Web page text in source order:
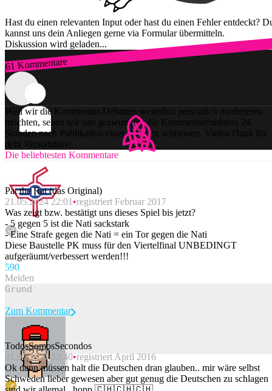
Hast du einen relevanten Input oder hast du einen Fehler entdeckt?
kannst uns dein Anliegen gerne via Formular übermitteln.
Diskussion wird geladen...
61 Kommentare
Zum Login
Weil wir die Kommentar-Debatten weiterhin persönlich moderieren
möchten, sehen wir uns gezwungen, die Kommentarfunktion 24
Stunden nach Publikation einer Story zu schliessen. Vielen Dank für
dein Verständnis!
Die beliebtesten Kommentare
Pat the Rat (das Original)
21.05.2024 22:01 registriert Februar 2017
Was zeigt bzw. bestätigt uns dieses Spiel bis jetzt?
- 5 gegen 5 ist die Nati sackstark
- Eine Strafe gegen die Nati = ein Tor gegen die Nati
Diese Baustelle PK muss für den Viertelfinal UNBEDINGT
aufgeräumt/verbessert werden!!!
590
Melden
Beitrag melden
Zum Kommentar
TodosSomosSecondos
21.05.2024 22:40 registriert April 2016
Ok dann müssen halt die Deutschen dran glauben.. mir wäre selbst
Schweden lieber gewesen aber gut genug die Deutschen zu schlagen